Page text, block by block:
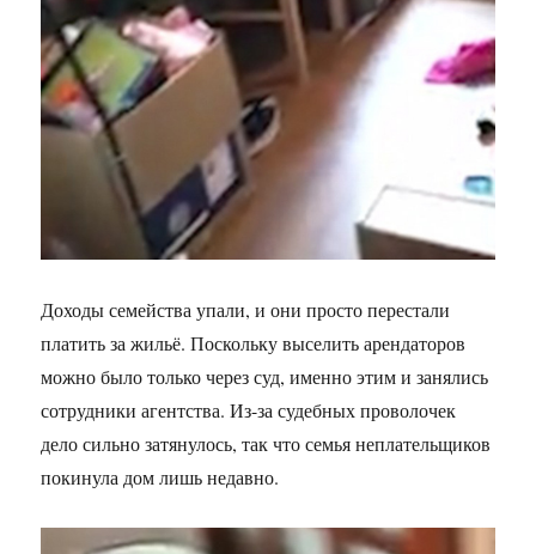
Доходы семейства упали, и они просто перестали
платить за жильё. Поскольку выселить арендаторов
можно было только через суд, именно этим и занялись
сотрудники агентства. Из-за судебных проволочек
дело сильно затянулось, так что семья неплательщиков
покинула дом лишь недавно.